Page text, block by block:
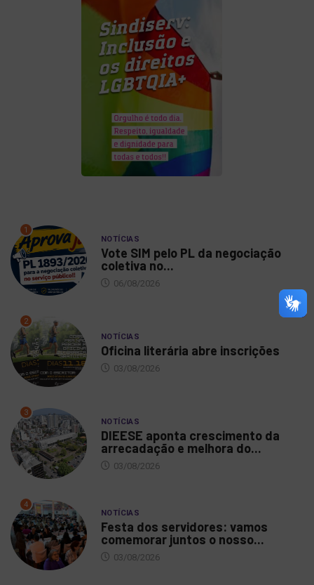
1
NOTÍCIAS
Vote SIM pelo PL da negociação
coletiva no...
06/08/2026
2
NOTÍCIAS
Oficina literária abre inscrições
03/08/2026
3
NOTÍCIAS
DIEESE aponta crescimento da
arrecadação e melhora do...
03/08/2026
4
NOTÍCIAS
Festa dos servidores: vamos
comemorar juntos o nosso...
03/08/2026